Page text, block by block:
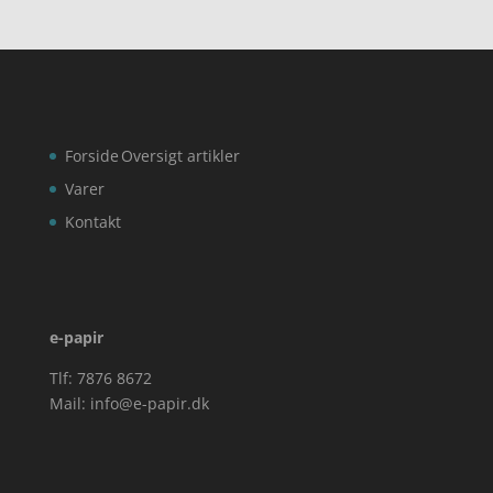
Forside
Varer
Kontakt
Oversigt artikler
e-papir
Tlf: 7876 8672
Mail: info@e-papir.dk